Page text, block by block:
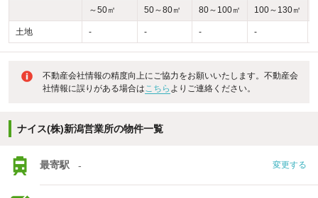
～50㎡ 50～80㎡ 80～100㎡ 100～130㎡
土地 - - - -
不動産会社情報の精度向上にご協力をお願いいたします。不動産会
社情報に誤りがある場合はこちら よりご連絡ください。
ナイス(株)新潟営業所の物件一覧
最寄駅 - 変更する